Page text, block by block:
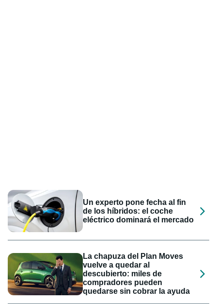
Un experto pone fecha al fin
de los híbridos: el coche
eléctrico dominará el mercado
La chapuza del Plan Moves
vuelve a quedar al
descubierto: miles de
compradores pueden
quedarse sin cobrar la ayuda